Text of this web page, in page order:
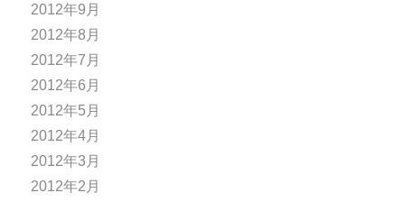
2012年9月
2012年8月
2012年7月
2012年6月
2012年5月
2012年4月
2012年3月
2012年2月